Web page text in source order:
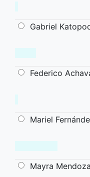
Gabriel
Federico
Mariel
Mayra Mendoza